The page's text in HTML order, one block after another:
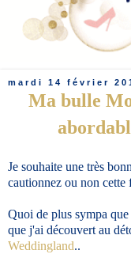
mardi 14 février
Ma bulle
Je souhaite une très
cautionnez ou non cette
Quoi de plus sympa
que j'ai découvert au
Weddingland..